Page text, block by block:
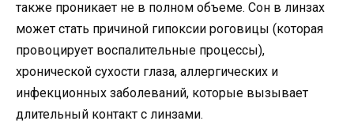
также проникает не в полном объеме. Сон в линзах
может стать причиной гипоксии роговицы (которая
провоцирует воспалительные процессы),
хронической сухости глаза, аллергических и
инфекционных заболеваний, которые вызывает
длительный контакт с линзами.